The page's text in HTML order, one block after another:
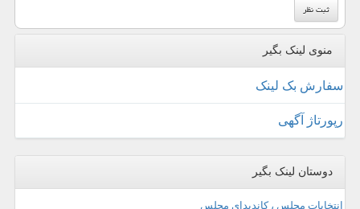
منوی لینک بگیر
سفارش بک لینک
رپورتاژ آگهی
دوستان لینک بگیر
انتخابات مجلس ، کاندیدای مجلس